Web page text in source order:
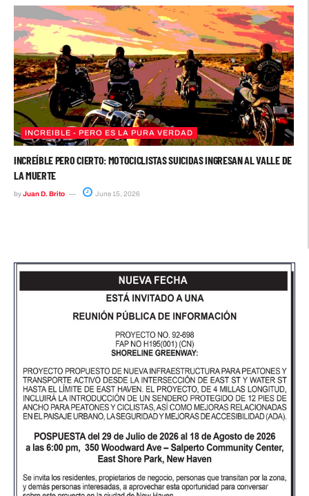
INCREIBLE - PERO ES LA PURA VERDAD
INCREÍBLE PERO CIERTO: MOTOCICLISTAS SUICIDAS INGRESAN AL VALLE DE
LA MUERTE
byJuan D. Brito June 15, 2026